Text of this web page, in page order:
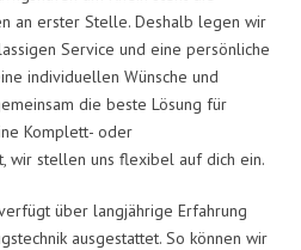
an erster Stelle. Deshalb legen wir
Service und eine persönliche
individuellen Wünsche und
die beste Lösung für
Komplett- oder
wir stellen uns flexibel auf dich ein.
über langjährige Erfahrung
ausgestattet. So können wir